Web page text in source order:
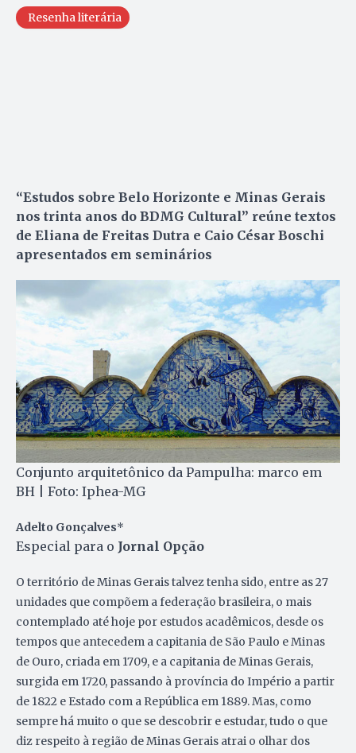
Resenha literária
“Estudos sobre Belo Horizonte e Minas Gerais
nos trinta anos do BDMG Cultural” reúne textos
de Eliana de Freitas Dutra e Caio César Boschi
apresentados em seminários
Conjunto arquitetônico da Pampulha: marco em
BH | Foto: Iphea-MG
Adelto Gonçalves*
Especial para o Jornal Opção
O território de Minas Gerais talvez tenha sido, entre as 27
unidades que compõem a federação brasileira, o mais
contemplado até hoje por estudos acadêmicos, desde os
tempos que antecedem a capitania de São Paulo e Minas
de Ouro, criada em 1709, e a capitania de Minas Gerais,
surgida em 1720, passando à província do Império a partir
de 1822 e Estado com a República em 1889. Mas, como
sempre há muito o que se descobrir e estudar, tudo o que
diz respeito à região de Minas Gerais atrai o olhar dos